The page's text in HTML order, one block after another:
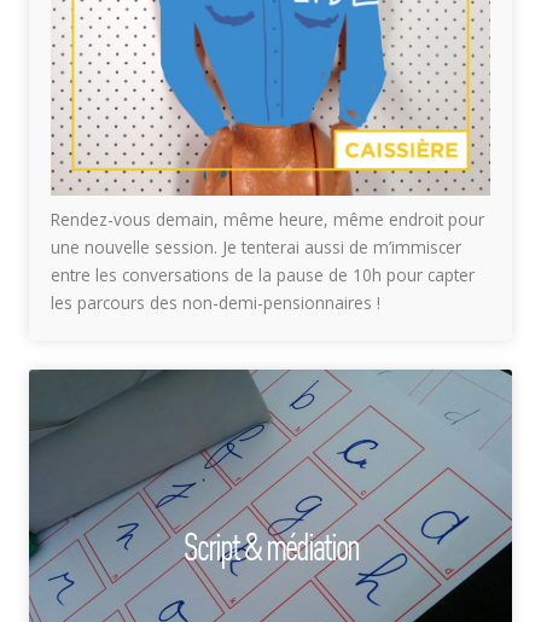
Rendez-vous demain, même heure, même endroit pour
une nouvelle session. Je tenterai aussi de m’immiscer
entre les conversations de la pause de 10h pour capter
les parcours des non-demi-pensionnaires !
Script & médiation